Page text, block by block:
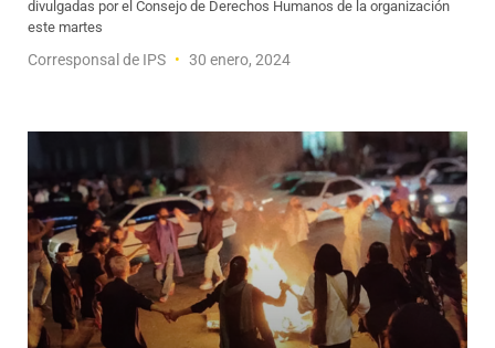
divulgadas por el Consejo de Derechos Humanos de la organización
este martes
Corresponsal de IPS 30 enero, 2024